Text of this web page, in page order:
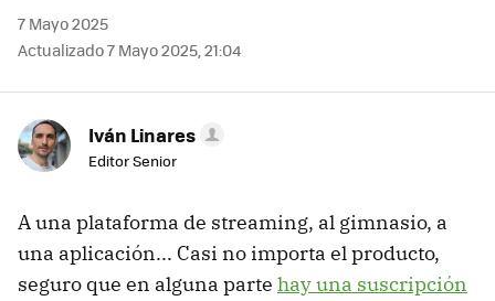
7 Mayo 2025
Actualizado 7 Mayo 2025, 21:04
Iván Linares
Editor Senior
A una plataforma de streaming, al gimnasio, a
una aplicación... Casi no importa el producto,
seguro que en alguna parte hay una suscripción